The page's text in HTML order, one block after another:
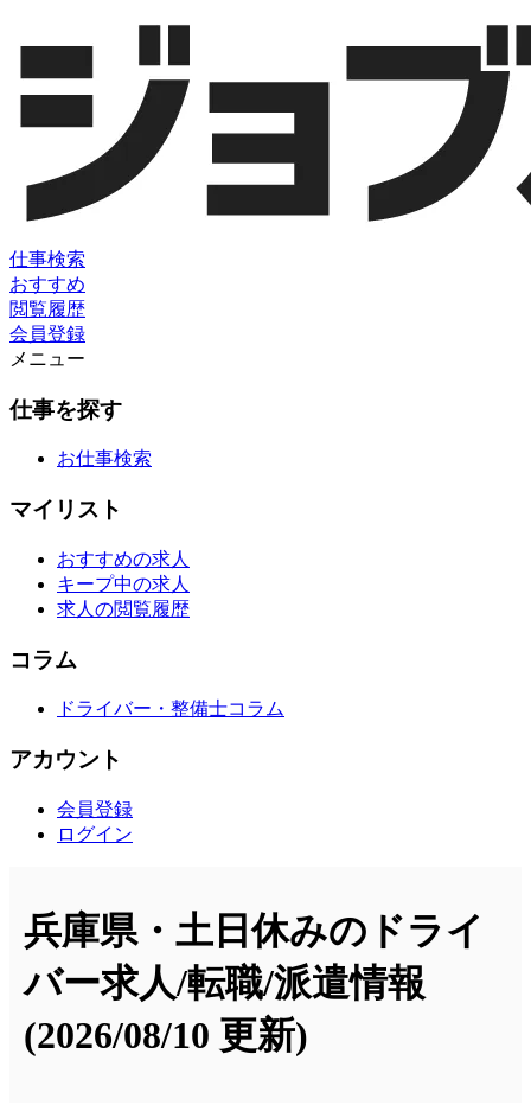
仕事検索
おすすめ
閲覧履歴
会員登録
メニュー
仕事を探す
お仕事検索
マイリスト
おすすめの求人
キープ中の求人
求人の閲覧履歴
コラム
ドライバー・整備士コラム
アカウント
会員登録
ログイン
兵庫県・土日休みのドライ
バー求人/転職/派遣情報
(2026/08/10 更新)